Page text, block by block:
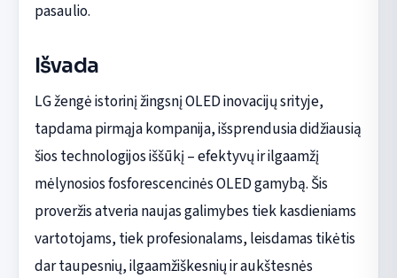
pasaulio.
Išvada
LG žengė istorinį žingsnį OLED inovacijų srityje,
tapdama pirmąja kompanija, išsprendusia didžiausią
šios technologijos iššūkį – efektyvų ir ilgaamžį
mėlynosios fosforescencinės OLED gamybą. Šis
proveržis atveria naujas galimybes tiek kasdieniams
vartotojams, tiek profesionalams, leisdamas tikėtis
dar taupesnių, ilgaamžiškesnių ir aukštesnės